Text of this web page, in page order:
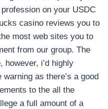
on your USDC
casino reviews you to
most web sites you to
from our group. The
however, i’d highly
as there’s a good
to the all the
a full amount of a